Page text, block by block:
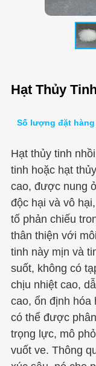
Hạt Thủy
Số lượng đặt
Hạt thủy tinh
tinh hoặc hạt
cao, được nung
độc hại và vô
tố phản chiếu
thân thiện với
tinh này mịn và
suốt, không có
chịu nhiệt cao,
cao, ổn định hóa
có thể được
trọng lực, mô
vuốt ve. Thông